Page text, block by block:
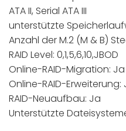
ATA II, Serial ATA III
unterstützte
Anzahl der M.2 (M & B)
RAID Level: 0,1,5,6,10,JBOD
Online-RAID-Migration: Ja
Online-RAID-Erweiterung:
RAID-Neuaufbau: Ja
Unterstützte